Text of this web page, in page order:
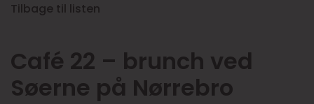
Tilbage til listen
Café 22 – brunch ved
Søerne på Nørrebro